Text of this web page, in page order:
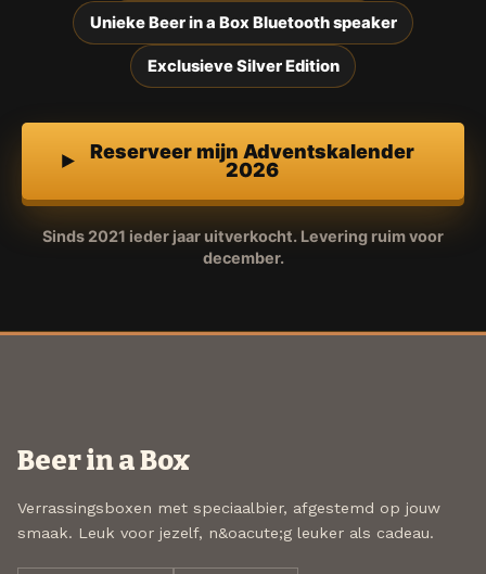
Unieke Beer in a Box Bluetooth speaker
Exclusieve Silver Edition
Reserveer mijn Adventskalender
2026
Sinds 2021 ieder jaar uitverkocht. Levering ruim voor
december.
Beer in a Box
Verrassingsboxen met speciaalbier, afgestemd op jouw
smaak. Leuk voor jezelf, n&oacute;g leuker als cadeau.